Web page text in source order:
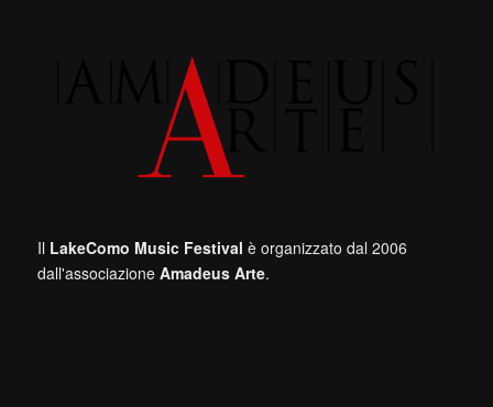
Il LakeComo Music Festival è organizzato dal 2006
dall'associazione Amadeus Arte.